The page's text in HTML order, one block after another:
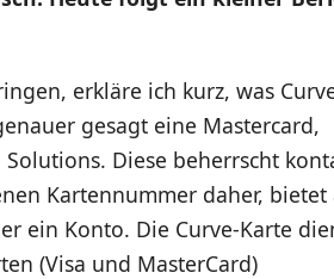
erkläre ich kurz, was
gesagt eine Mastercard,
Diese beherrscht
Kartennummer daher, bietet
ein Konto. Die Curve-Karte
(Visa und MasterCard)